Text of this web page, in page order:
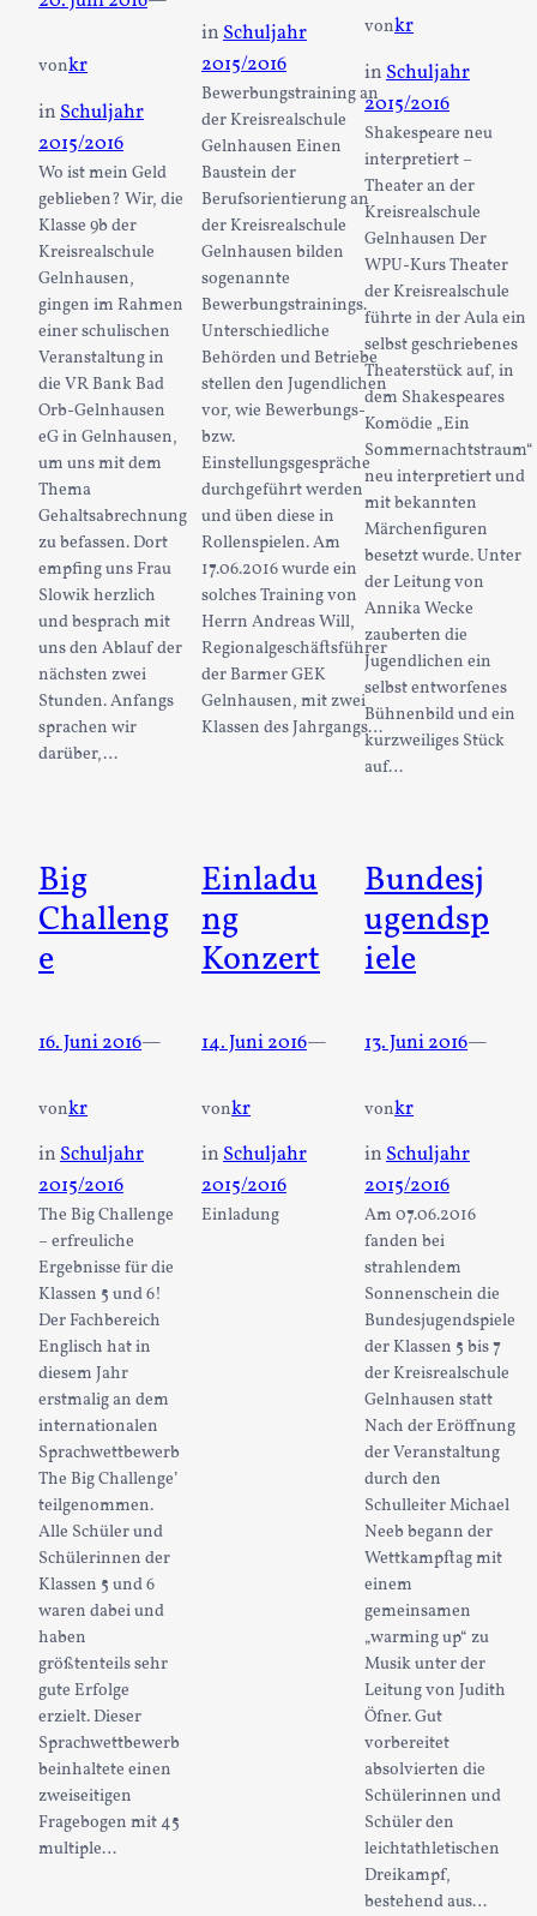
vonkr
in Schuljahr
2015/2016
Wo ist mein Geld
geblieben? Wir, die
Klasse 9b der
Kreisrealschule
Gelnhausen,
gingen im Rahmen
einer schulischen
Veranstaltung in
die VR Bank Bad
Orb-Gelnhausen
eG in Gelnhausen,
um uns mit dem
Thema
Gehaltsabrechnung
zu befassen. Dort
empfing uns Frau
Slowik herzlich
und besprach mit
uns den Ablauf der
nächsten zwei
Stunden. Anfangs
sprachen wir
darüber,…
in Schuljahr
2015/2016
Bewerbungstraining an
der Kreisrealschule
Gelnhausen Einen
Baustein der
Berufsorientierung an
der Kreisrealschule
Gelnhausen bilden
sogenannte
Bewerbungstrainings.
Unterschiedliche
Behörden und Betriebe
stellen den Jugendlichen
vor, wie Bewerbungs-
bzw.
Einstellungsgespräche
durchgeführt werden
und üben diese in
Rollenspielen. Am
17.06.2016 wurde ein
solches Training von
Herrn Andreas Will,
Regionalgeschäftsführer
der Barmer GEK
Gelnhausen, mit zwei
Klassen des Jahrgangs…
vonkr
in Schuljahr
2015/2016
Shakespeare neu
interpretiert –
Theater an der
Kreisrealschule
Gelnhausen Der
WPU-Kurs Theater
der Kreisrealschule
führte in der Aula ein
selbst geschriebenes
Theaterstück auf, in
dem Shakespeares
Komödie „Ein
Sommernachtstraum“
neu interpretiert und
mit bekannten
Märchenfiguren
besetzt wurde. Unter
der Leitung von
Annika Wecke
zauberten die
Jugendlichen ein
selbst entworfenes
Bühnenbild und ein
kurzweiliges Stück
auf…
Big
Challeng
e
16. Juni 2016—
vonkr
inSchuljahr
2015/2016
The Big Challenge
– erfreuliche
Ergebnisse für die
Klassen 5 und 6!
Der Fachbereich
Englisch hat in
diesem Jahr
erstmalig an dem
internationalen
Sprachwettbewerb
The Big Challenge’
teilgenommen.
Alle Schüler und
Schülerinnen der
Klassen 5 und 6
waren dabei und
haben
größtenteils sehr
gute Erfolge
erzielt. Dieser
Sprachwettbewerb
beinhaltete einen
zweiseitigen
Fragebogen mit 45
multiple…
Einladu
ng
Konzert
14. Juni 2016—
vonkr
inSchuljahr
2015/2016
Einladung
Bundesj
ugendsp
iele
13. Juni 2016—
vonkr
inSchuljahr
2015/2016
Am 07.06.2016
fanden bei
strahlendem
Sonnenschein die
Bundesjugendspiele
der Klassen 5 bis 7
der Kreisrealschule
Gelnhausen statt
Nach der Eröffnung
der Veranstaltung
durch den
Schulleiter Michael
Neeb begann der
Wettkampftag mit
einem
gemeinsamen
„warming up“ zu
Musik unter der
Leitung von Judith
Öfner. Gut
vorbereitet
absolvierten die
Schülerinnen und
Schüler den
leichtathletischen
Dreikampf,
bestehend aus…